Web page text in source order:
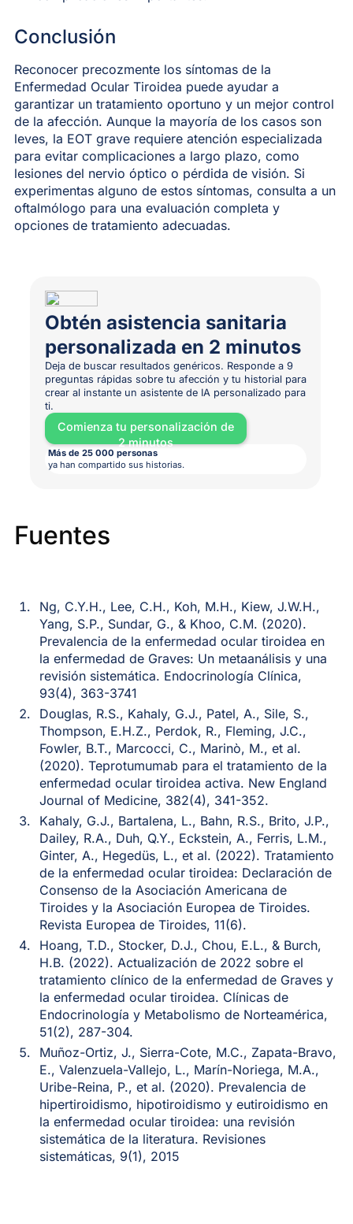
Conclusión
Reconocer precozmente los síntomas de la
Enfermedad Ocular Tiroidea puede ayudar a
garantizar un tratamiento oportuno y un mejor control
de la afección. Aunque la mayoría de los casos son
leves, la EOT grave requiere atención especializada
para evitar complicaciones a largo plazo, como
lesiones del nervio óptico o pérdida de visión. Si
experimentas alguno de estos síntomas, consulta a un
oftalmólogo para una evaluación completa y
opciones de tratamiento adecuadas.
Obtén asistencia sanitaria
personalizada en 2 minutos
Deja de buscar resultados genéricos. Responde a 9
preguntas rápidas sobre tu afección y tu historial para
crear al instante un asistente de IA personalizado para
ti.
Comienza tu personalización de
2 minutos
Más de 25 000 personas
ya han compartido sus historias.
Fuentes
Ng, C.Y.H., Lee, C.H., Koh, M.H., Kiew, J.W.H.,
Yang, S.P., Sundar, G., & Khoo, C.M. (2020).
Prevalencia de la enfermedad ocular tiroidea en
la enfermedad de Graves: Un metaanálisis y una
revisión sistemática. Endocrinología Clínica,
93(4), 363-3741
Douglas, R.S., Kahaly, G.J., Patel, A., Sile, S.,
Thompson, E.H.Z., Perdok, R., Fleming, J.C.,
Fowler, B.T., Marcocci, C., Marinò, M., et al.
(2020). Teprotumumab para el tratamiento de la
enfermedad ocular tiroidea activa. New England
Journal of Medicine, 382(4), 341-352.
Kahaly, G.J., Bartalena, L., Bahn, R.S., Brito, J.P.,
Dailey, R.A., Duh, Q.Y., Eckstein, A., Ferris, L.M.,
Ginter, A., Hegedüs, L., et al. (2022). Tratamiento
de la enfermedad ocular tiroidea: Declaración de
Consenso de la Asociación Americana de
Tiroides y la Asociación Europea de Tiroides.
Revista Europea de Tiroides, 11(6).
Hoang, T.D., Stocker, D.J., Chou, E.L., & Burch,
H.B. (2022). Actualización de 2022 sobre el
tratamiento clínico de la enfermedad de Graves y
la enfermedad ocular tiroidea. Clínicas de
Endocrinología y Metabolismo de Norteamérica,
51(2), 287-304.
Muñoz-Ortiz, J., Sierra-Cote, M.C., Zapata-Bravo,
E., Valenzuela-Vallejo, L., Marín-Noriega, M.A.,
Uribe-Reina, P., et al. (2020). Prevalencia de
hipertiroidismo, hipotiroidismo y eutiroidismo en
la enfermedad ocular tiroidea: una revisión
sistemática de la literatura. Revisiones
sistemáticas, 9(1), 2015